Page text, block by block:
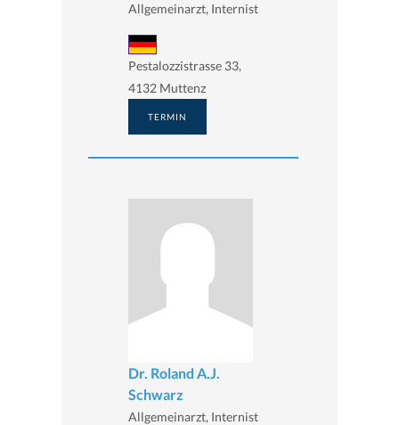
Allgemeinarzt, Internist
Pestalozzistrasse 33,
4132 Muttenz
TERMIN
Dr. Roland A.J.
Schwarz
Allgemeinarzt, Internist